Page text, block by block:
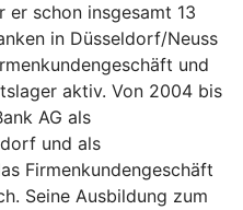
er schon insgesamt 13
in Düsseldorf/Neuss
und
aktiv. Von 2004 bis
AG als
und als
Firmenkundengeschäft
Seine Ausbildung zum